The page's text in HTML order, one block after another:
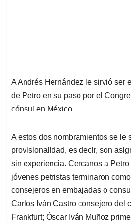
A Andrés Hernández le sirvió ser
de Petro en su paso por el
cónsul en México.
A estos dos nombramientos se le
provisionalidad, es decir, son
sin experiencia. Cercanos a
jóvenes petristas terminaron
consejeros en embajadas o
Carlos Iván Castro consejero del
Frankfurt; Óscar Iván Muñoz